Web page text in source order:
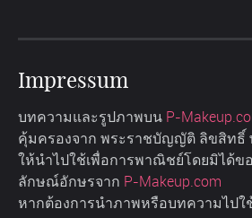
Impressum
บทความและรูปภาพบน P-
คุ้มครองจาก พระราชบัญญัติ ลิขสิทธิ์
ให้นำไปใช้เพื่อการพาณิชย์โดยมิได้ข
ลักษณ์อักษรจาก P-Makeup.com
หากต้องการนำภาพหรือบทความไป